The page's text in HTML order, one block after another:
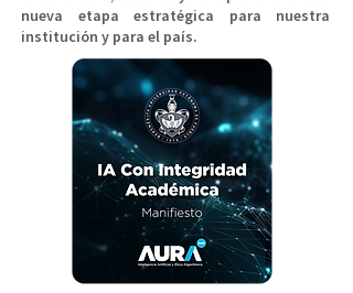
nueva etapa estratégica para nuestra
institución y para el país.